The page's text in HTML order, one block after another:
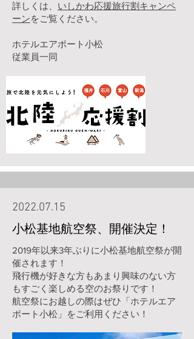
詳しくは、 いしかわ応援旅行割キャンペ
ーンをご覧ください。
ホテルエアポート小松
従業員一同
2022.07.15
小松基地航空祭、開催決定！
2019年以来3年ぶりに小松基地航空祭が開
催されます！
飛行機が好きな方もあまり興味のない方
もすごく楽しめる空のお祭りです！
航空祭にお越しの際はぜひ「ホテルエア
ポート小松」をご利用ください！